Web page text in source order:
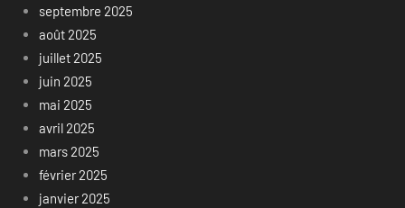
septembre 2025
août 2025
juillet 2025
juin 2025
mai 2025
avril 2025
mars 2025
février 2025
janvier 2025